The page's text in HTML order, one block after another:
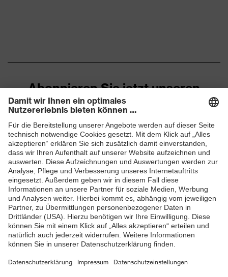
Abonnieren Sie jetzt unseren
Newsletter
ZUM NEWSLETTER ANMELDEN